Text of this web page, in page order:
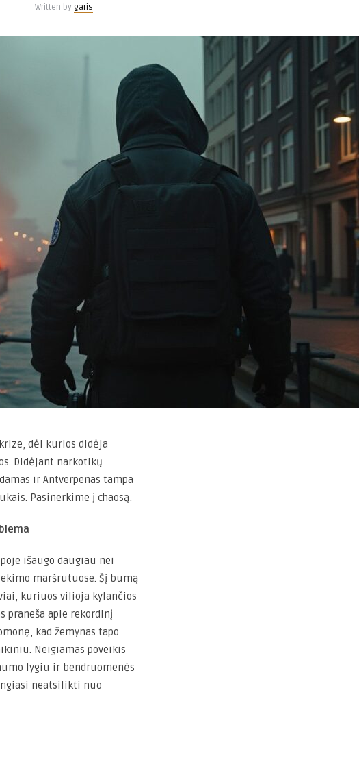
Written by garis
dėl kurios didėja
Didėjant narkotikų
ir Antverpenas tampa
Pasinerkime į chaosą.
išaugo daugiau nei
maršrutuose. Šį bumą
kuriuos vilioja kylančios
praneša apie rekordinį
kad žemynas tapo
Neigiamas poveikis
lygiu ir bendruomenės
neatsilikti nuo